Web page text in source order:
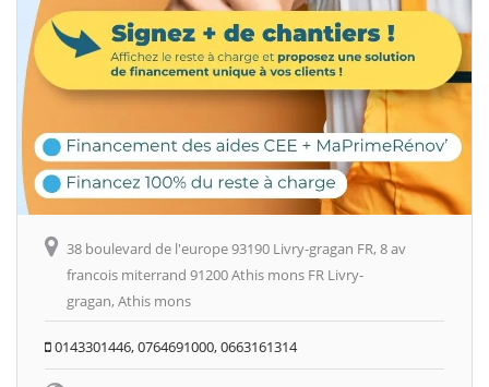
38 boulevard de l'europe 93190 Livry-gragan FR, 8 av
francois miterrand 91200 Athis mons FR Livry-
gragan, Athis mons
0143301446, 0764691000, 0663161314